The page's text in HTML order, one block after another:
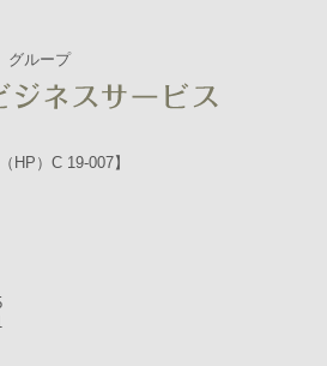
グループ
HP）C 19-007】